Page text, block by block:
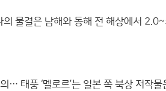
물결은 남해와 동해 전 해상에서
의… 태풍 ‘멜로르’는 일본 쪽 북상 저작물